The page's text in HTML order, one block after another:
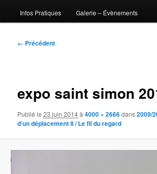
Infos Pratiques Galerie – Évènements
Navigation
← Précédent
expo saint simon
Publié le23 juin 2014à4000 × 2666dans2009/
d’un déplacement II / Le fil du regard